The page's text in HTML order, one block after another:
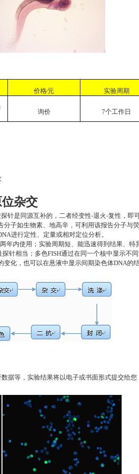
价格∕元 实验周期
询价 7个工作日
杂交
针是同源互补的，二者经变性-退火-复性，即
子如生物素、地高辛，可利用该报告分子与
进行定性、定量或相对定位分析。
内使用；实验周期短、能迅速得到结果、特
探针相当；多色FISH通过在同一个核中显示不
变化，也可以在悬液中显示间期染色体DNA的
据等，实验结果将以电子或书面形式提交给您